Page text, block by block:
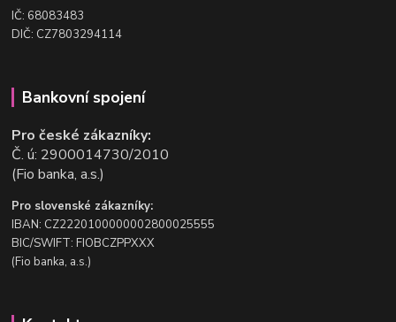
IČ: 68083483
DIČ: CZ7803294114
Bankovní spojení
Pro české zákazníky:
Č. ú: 2900014730/2010
(Fio banka, a.s.)
Pro slovenské zákazníky:
IBAN: CZ2220100000002800025555
BIC/SWIFT: FIOBCZPPXXX
(Fio banka, a.s.)